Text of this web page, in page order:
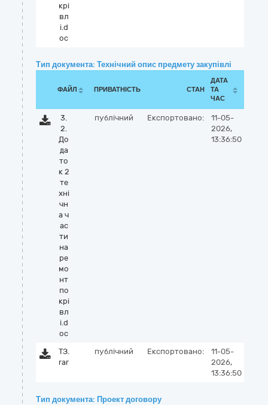
крі
вл
і.d
oc
Тип документа: Технічний опис предмету закупівлі
ФАЙЛ ПРИВАТНІСТЬ СТАН
ДАТА
ТА
ЧАС
3.
2.
До
да
то
к 2
те
хні
чн
а ч
ас
ти
на
ре
мо
нт
по
крі
вл
і.d
oc
публічний Експортовано:
11-05-
2026,
13:36:50
ТЗ.
rar
публічний Експортовано:
11-05-
2026,
13:36:50
Тип документа: Проект договору